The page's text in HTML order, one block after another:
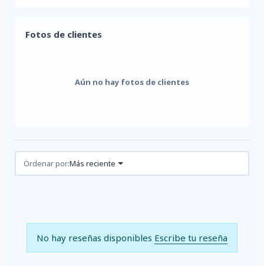
Fotos de clientes
Aún no hay fotos de clientes
Reseñas (0)
Ordenar por:Más reciente
No hay reseñas disponibles Escribe tu reseña